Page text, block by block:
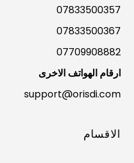
07833500357
07833500367
07709908882
ارقام الهواتف الاخرى
support@orisdi.com
الاقسام